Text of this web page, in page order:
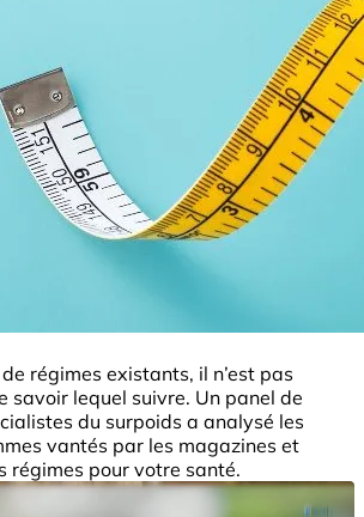
régimes existants, il n’est pas
savoir lequel suivre. Un panel de
du surpoids a analysé les
vantés par les magazines et
régimes pour votre santé.